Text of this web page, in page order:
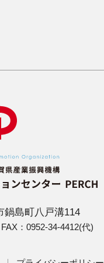
鍋島町八戸溝114
FAX：0952-34-4412(代)